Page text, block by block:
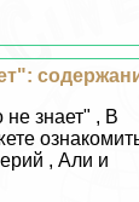
не знает" , В
, Али и